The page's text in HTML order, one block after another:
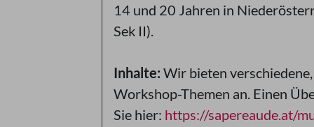
14 und 20 Jahren in
Sek II).
Inhalte: Wir bieten
Workshop-Themen an. Einen
Sie hier: https://sapereaude.at/